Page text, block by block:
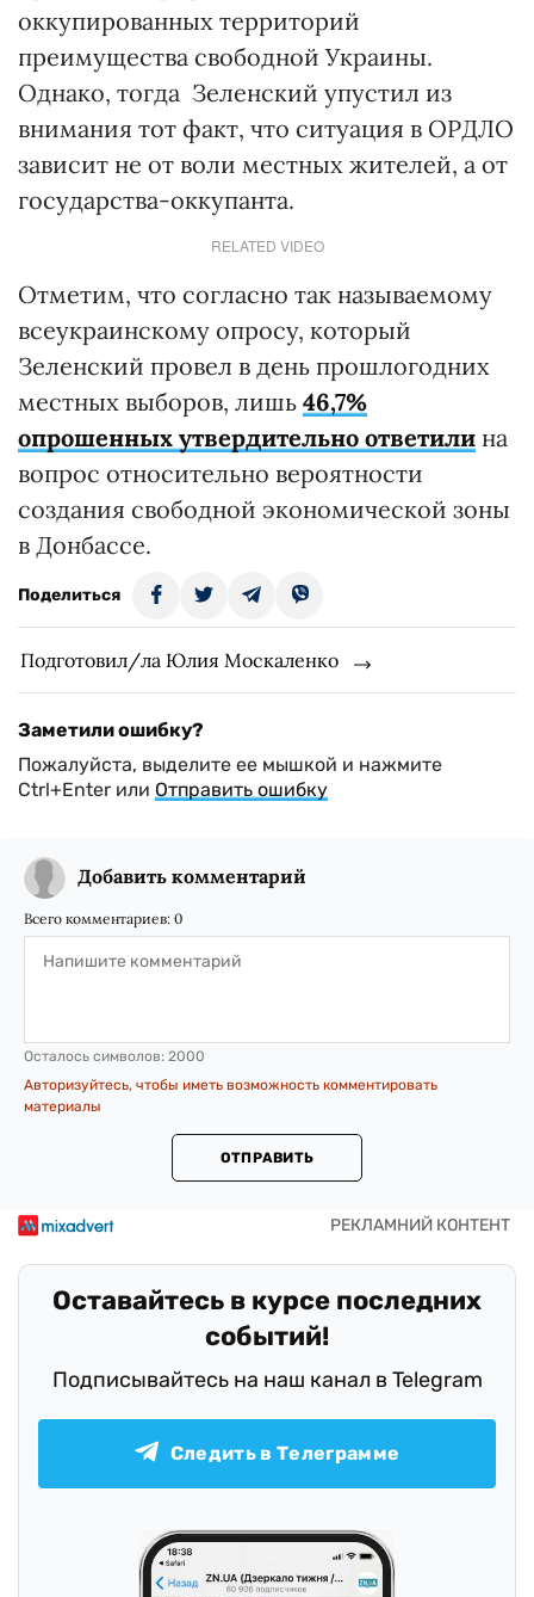
оккупированных территорий
преимущества свободной Украины.
Однако, тогда Зеленский упустил из
внимания тот факт, что ситуация в ОРДЛО
зависит не от воли местных жителей, а от
государства-оккупанта.
RELATED VIDEO
Отметим, что согласно так называемому
всеукраинскому опросу, который
Зеленский провел в день прошлогодних
местных выборов, лишь 46,7%
опрошенных утвердительно ответили на
вопрос относительно вероятности
создания свободной экономической зоны
в Донбассе.
Поделиться
Подготовил/ла Юлия Москаленко
Заметили ошибку?
Пожалуйста, выделите ее мышкой и нажмите
Ctrl+Enter или Отправить ошибку
Добавить комментарий
Всего комментариев: 0
Осталось символов: 2000
Авторизуйтесь, чтобы иметь возможность комментировать
материалы
ОТПРАВИТЬ
Оставайтесь в курсе последних
событий!
Подписывайтесь на наш канал в Telegram
Следить в Телеграмме